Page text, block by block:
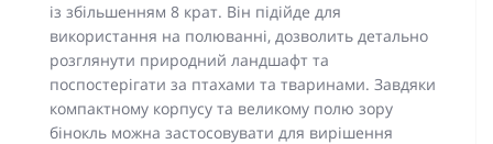
із збільшенням 8 крат. Він підійде для
використання на полюванні, дозволить детально
розглянути природний ландшафт та
поспостерігати за птахами та тваринами. Завдяки
компактному корпусу та великому полю зору
бінокль можна застосовувати для вирішення